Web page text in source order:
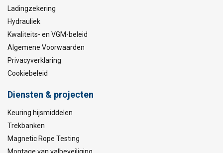
Ladingzekering
Hydrauliek
Kwaliteits- en VGM-beleid
Algemene Voorwaarden
Privacyverklaring
Cookiebeleid
Diensten & projecten
Keuring hijsmiddelen
Trekbanken
Magnetic Rope Testing